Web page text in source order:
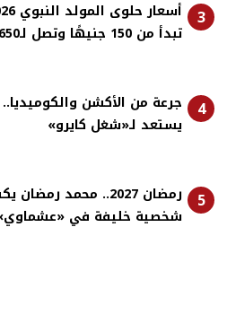
3
تبدأ من 150 جنيهًا وتصل لـ650
4
جرعة من الأكشن والكوميديا..
يستعد لـ«شغل كايرو»
5
رمضان 2027.. محمد
شخصية خليفة في